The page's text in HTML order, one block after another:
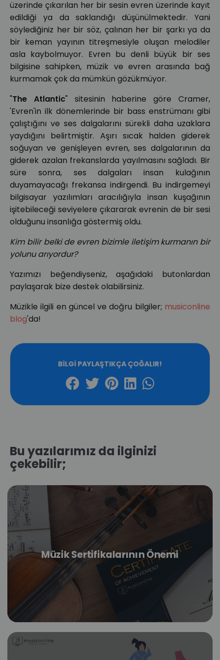
üzerinde çıkarılan her bir sesin evren üzerinde kayıt
edildiği ya da saklandığı düşünülmektedir. Yani
söylediğiniz her bir söz, çalınan her bir şarkı ya da
bir keman yayının titreşmesiyle oluşan melodiler
asla kaybolmuyor. Evren bu denli büyük bir ses
bilgisine sahipken, müzik ve evren arasında bağ
kurmamak çok da mümkün gözükmüyor.
"The Atlantic" sitesinin haberine göre Cramer,
'Evren'in ilk dönemlerinde bir bass enstrümanı gibi
çalıştığını ve ses dalgalarını sürekli daha uzaklara
yaydığını belirtmiştir. Aşırı sıcak halden giderek
soğuyan ve genişleyen evren, ses dalgalarının da
giderek azalan frekanslarda yayılmasını sağladı. Bir
süre sonra, ses dalgaları insan kulağının
duyamayacağı frekansa indirgendi. Bu indirgemeyi
bilgisayar yazılımları aracılığıyla insan kuşağının
işitebileceği seviyelere çıkararak evrenin de bir sesi
olduğunu insanlığa göstermiş oldu.
Kim bilir belki de evren bizimle iletişim kurmanın bir
yolunu arıyordur?
Yazımızı beğendiyseniz, aşağıdaki butonlardan
paylaşarak bize destek olabilirsiniz.
Müzikle ilgili en güncel ve doğru bilgiler; musiconline
blog'da!
BILGI PAYLAŞTIKÇA ÇOĞALIR!
Bu yazılarımız da ilginizi
çekebilir;
Müzik Sertifikalarının Önemi